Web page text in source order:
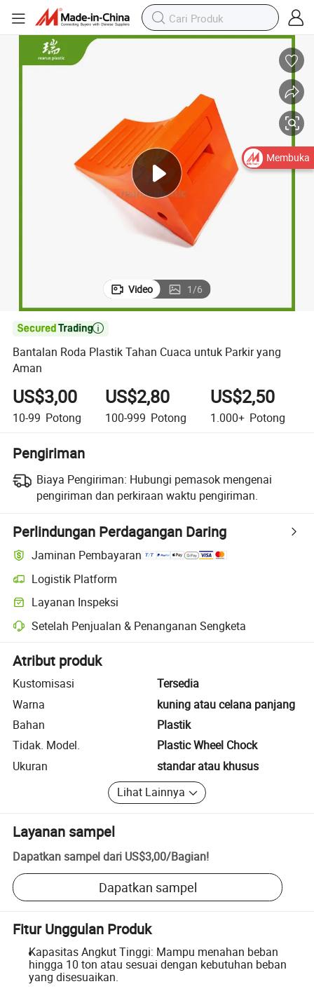
Bantalan Roda Plastik Tahan Cuaca untuk Parkir yang Aman
Video 1/6

Bantalan Roda Plastik Tahan Cuaca untuk Parkir yang
Aman
US$3,00
10-99 Potong
US$2,80
100-999 Potong
US$2,50
1.000+ Potong
Pengiriman
Biaya Pengiriman: Hubungi pemasok mengenai
pengiriman dan perkiraan waktu pengiriman.
Perlindungan Perdagangan Daring
Jaminan Pembayaran
Logistik Platform
Pelacakan pengiriman yang lebih jelas dengan logistik yang
Layanan Inspeksi
Pemeriksaan pra-pengiriman opsional untuk pemeriksaan kualitas
Setelah Penjualan & Penanganan Sengketa
Penyelesaian sengketa yang dibantu platform, termasuk
Atribut produk
Kustomisasi
Tersedia
Warna
kuning atau celana panjang
Bahan
Plastik
Tidak. Model.
Plastic Wheel Chock
Ukuran
standar atau khusus
Lihat Lainnya
Layanan sampel
Dapatkan sampel dari US$3,00/Bagian!
Dapatkan sampel
Fitur Unggulan Produk
Kapasitas Angkut Tinggi: Mampu menahan beban
hingga 10 ton atau sesuai dengan kebutuhan beban
yang disesuaikan.
Membuka